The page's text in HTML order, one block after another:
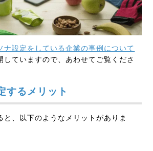
ナ設定をしている企業の事例について
していますので、あわせてご覧くださ
するメリット
と、以下のようなメリットがありま